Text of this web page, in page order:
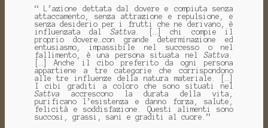
“ L’azione dettata dal dovere e compiuta senza
attaccamento, senza attrazione e repulsione, e
senza desiderio per i frutti che ne derivano, è
influenzata dalSattva . […] chi compie il
proprio dovere…con grande determinazione ed
entusiasmo, impassibile nel successo o nel
fallimento, è una persona situata nelSattva
[…] Anche il cibo preferito da ogni persona
appartiene a tre categorie che corrispondono
alle tre influenze della natura materiale. […]
I cibi graditi a coloro che sono situati nel
Sattva accrescono la durata della vita,
purificano l’esistenza e danno forza, salute,
felicità e soddisfazione. Questi alimenti sono
succosi, grassi, sani e graditi al cuore.”